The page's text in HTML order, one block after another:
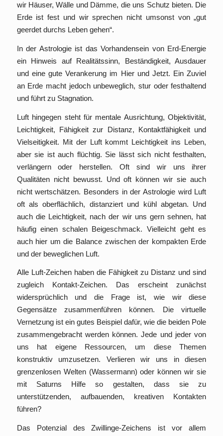
wir Häuser, Wälle und Dämme, die uns Schutz bieten. Die
Erde ist fest und wir sprechen nicht umsonst von „gut
geerdet durchs Leben gehen“.
In der Astrologie ist das Vorhandensein von Erd-Energie
ein Hinweis auf Realitätssinn, Beständigkeit, Ausdauer
und eine gute Verankerung im Hier und Jetzt. Ein Zuviel
an Erde macht jedoch unbeweglich, stur oder festhaltend
und führt zu Stagnation.
Luft hingegen steht für mentale Ausrichtung, Objektivität,
Leichtigkeit, Fähigkeit zur Distanz, Kontaktfähigkeit und
Vielseitigkeit. Mit der Luft kommt Leichtigkeit ins Leben,
aber sie ist auch flüchtig. Sie lässt sich nicht festhalten,
verlängern oder herstellen. Oft sind wir uns ihrer
Qualitäten nicht bewusst. Und oft können wir sie auch
nicht wertschätzen. Besonders in der Astrologie wird Luft
oft als oberflächlich, distanziert und kühl abgetan. Und
auch die Leichtigkeit, nach der wir uns gern sehnen, hat
häufig einen schalen Beigeschmack. Vielleicht geht es
auch hier um die Balance zwischen der kompakten Erde
und der beweglichen Luft.
Alle Luft-Zeichen haben die Fähigkeit zu Distanz und sind
zugleich Kontakt-Zeichen. Das erscheint zunächst
widersprüchlich und die Frage ist, wie wir diese
Gegensätze zusammenführen können. Die virtuelle
Vernetzung ist ein gutes Beispiel dafür, wie die beiden Pole
zusammengebracht werden können. Jede und jeder von
uns hat eigene Ressourcen, um diese Themen
konstruktiv umzusetzen. Verlieren wir uns in diesen
grenzenlosen Welten (Wassermann) oder können wir sie
mit Saturns Hilfe so gestalten, dass sie zu
unterstützenden, aufbauenden, kreativen Kontakten
führen?
Das Potenzial des Zwillinge-Zeichens ist vor allem